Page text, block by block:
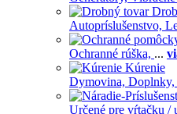
Autopríslušenstvo,
Ochranné rúška, ...
Kúrenie
Dymovina, Doplnky,
Určené pre vŕtačku /